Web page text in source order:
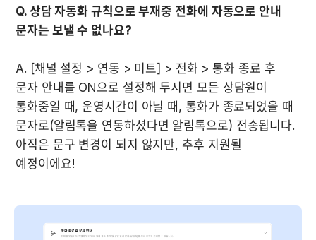
Q. 상담 자동화 규칙으로 부재중 전화에 자동으로 안내
문자는 보낼 수 없나요?
A. [채널 설정 > 연동 > 미트] > 전화 > 통화 종료 후
문자 안내를 ON으로 설정해 두시면 모든 상담원이
통화중일 때, 운영시간이 아닐 때, 통화가 종료되었을 때
문자로(알림톡을 연동하셨다면 알림톡으로) 전송됩니다.
아직은 문구 변경이 되지 않지만, 추후 지원될
예정이에요!